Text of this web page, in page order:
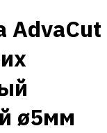
AdvaCut
ø5мм